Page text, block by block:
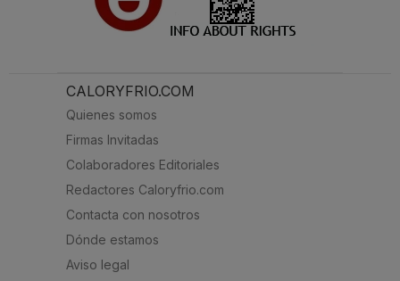
CALORYFRIO.COM
Quienes somos
Firmas Invitadas
Colaboradores Editoriales
Redactores Caloryfrio.com
Contacta con nosotros
Dónde estamos
Aviso legal